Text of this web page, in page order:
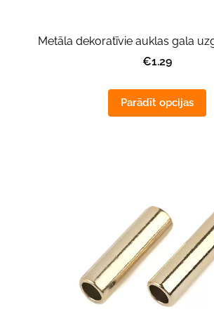
Metāla dekoratīvie auklas gala
€1.29
Parādīt opcijas